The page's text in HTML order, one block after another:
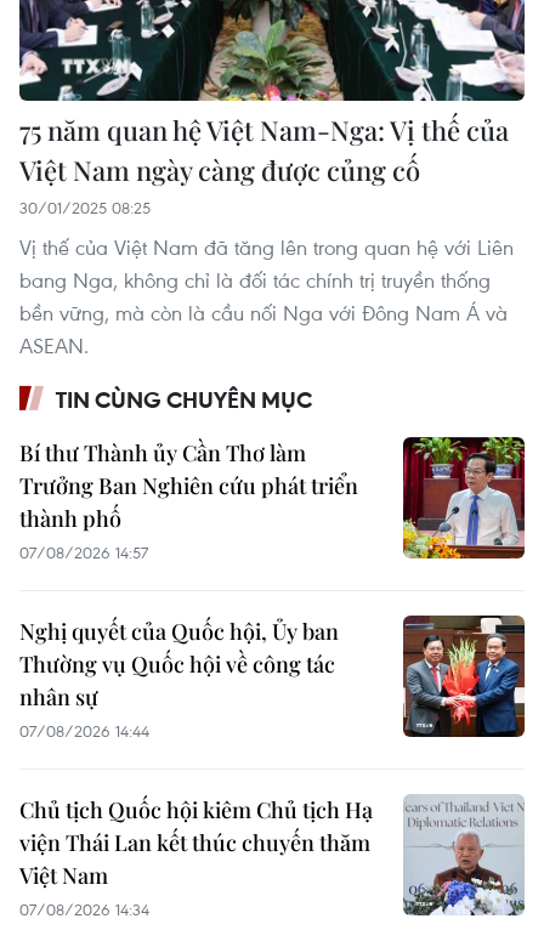
75 năm quan hệ Việt Nam-Nga: Vị thế của
Việt Nam ngày càng được củng cố
30/01/2025 08:25
Vị thế của Việt Nam đã tăng lên trong quan hệ với Liên
bang Nga, không chỉ là đối tác chính trị truyền thống
bền vững, mà còn là cầu nối Nga với Đông Nam Á và
ASEAN.
TIN CÙNG CHUYÊN MỤC
Bí thư Thành ủy Cần Thơ làm
Trưởng Ban Nghiên cứu phát triển
thành phố
07/08/2026 14:57
Nghị quyết của Quốc hội, Ủy ban
Thường vụ Quốc hội về công tác
nhân sự
07/08/2026 14:44
Chủ tịch Quốc hội kiêm Chủ tịch Hạ
viện Thái Lan kết thúc chuyến thăm
Việt Nam
07/08/2026 14:34